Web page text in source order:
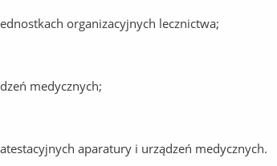
organizacyjnych lecznictwa;
medycznych;
aparatury i urządzeń medycznych.